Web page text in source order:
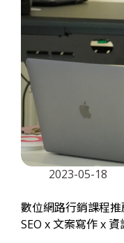
2023-05-18
數位網路行銷課程
SEO x 文案寫作 x 資